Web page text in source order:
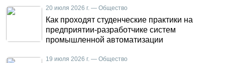
20 июля 2026 г. — Общество
Как проходят студенческие практики на
предприятии-разработчике систем
промышленной автоматизации
19 июля 2026 г. — Общество